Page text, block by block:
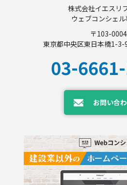
株式会社イエスリ
ウェブコンシェ
〒103-0004
東京都中央区東日本橋1-3-
03-
お問い合